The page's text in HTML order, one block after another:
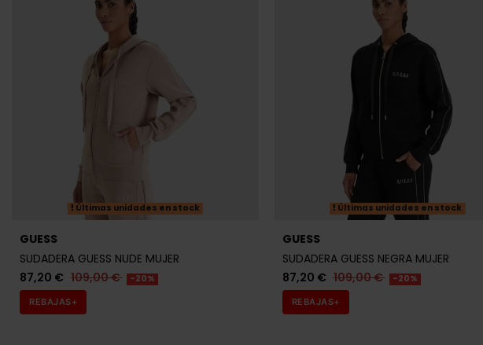
Últimas unidades en stock
GUESS
SUDADERA GUESS NUDE MUJER
87,20 € 109,00 € -20%
REBAJAS+
Últimas unidades en stock
GUESS
SUDADERA GUESS NEGRA MUJER
87,20 € 109,00 € -20%
REBAJAS+